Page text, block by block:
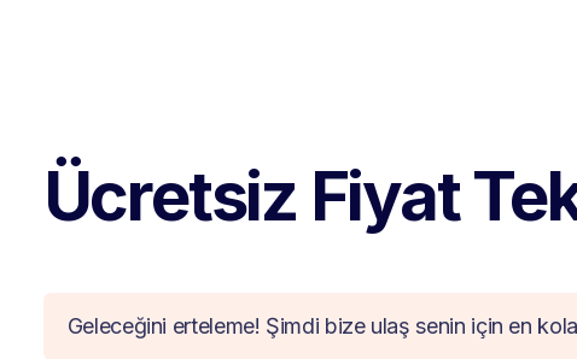
Ücretsiz Fiyat
Geleceğini erteleme! Şimdi bize ulaş senin için en